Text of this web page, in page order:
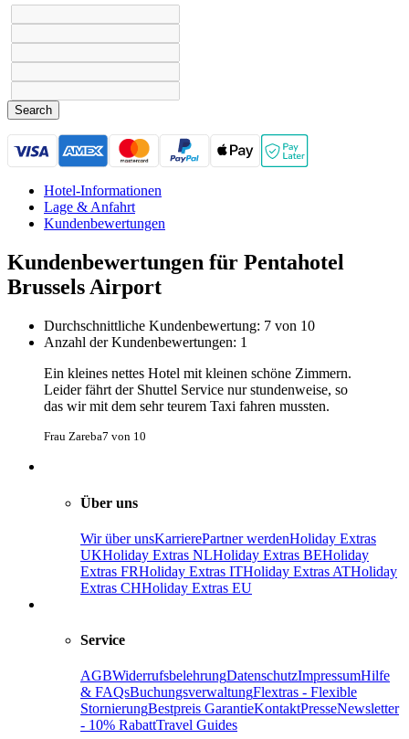
Search
Hotel-Informationen
Lage & Anfahrt
Kundenbewertungen
Kundenbewertungen für Pentahotel
Brussels Airport
Durchschnittliche Kundenbewertung: 7 von 10
Anzahl der Kundenbewertungen: 1
Ein kleines nettes Hotel mit kleinen schöne Zimmern.
Leider fährt der Shuttel Service nur stundenweise, so
das wir mit dem sehr teurem Taxi fahren mussten.
Frau Zareba7 von 10
Über uns
Wir über unsKarrierePartner werdenHoliday Extras
UKHoliday Extras NLHoliday Extras BEHoliday
Extras FRHoliday Extras ITHoliday Extras ATHoliday
Extras CHHoliday Extras EU
Service
AGBWiderrufsbelehrungDatenschutzImpressumHilfe
& FAQsBuchungsverwaltungFlextras - Flexible
StornierungBestpreis GarantieKontaktPresseNewsletter
- 10% RabattTravel Guides